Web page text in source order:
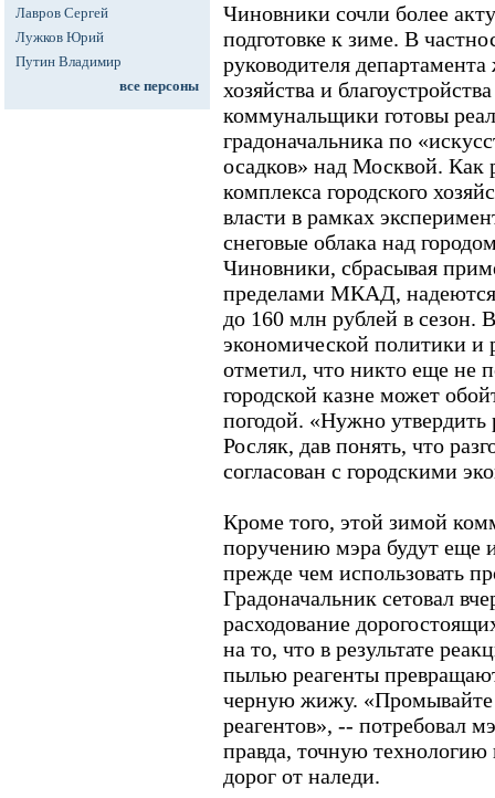
Лавров Сергей
Лужков Юрий
Путин Владимир
все персоны
Чиновники сочли более
подготовке к зиме. В
руководителя
хозяйства и
коммунальщики готовы
градоначальника по
осадков» над Москвой. Как
комплекса городского
власти в рамках
снеговые облака над
Чиновники, сбрасывая
пределами МКАД, надеются
до 160 млн рублей в сезон.
экономической политики и
отметил, что никто еще не
городской казне может
погодой. «Нужно утвердить
Росляк, дав понять, что
согласован с городскими
Кроме того, этой зимой
поручению мэра будут еще
прежде чем использовать
Градоначальник сетовал
расходование
на то, что в результате
пылью реагенты
черную жижу. «Промывайте
реагентов», -- потребовал
правда, точную
дорог от наледи.